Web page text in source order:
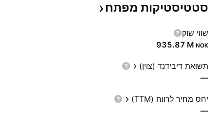
סטטיסטיקות מפתח
שווי שוק
‪935.87 M‬ NOK
תשואת דיבידנד (צוין)
—
יחס מחיר לרווח (TTM)
—